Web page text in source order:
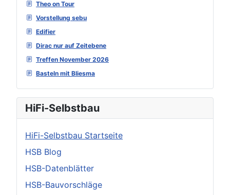
Theo on Tour
Vorstellung sebu
Edifier
Dirac nur auf Zeitebene
Treffen November 2026
Basteln mit Bliesma
HiFi-Selbstbau
HiFi-Selbstbau Startseite
HSB Blog
HSB-Datenblätter
HSB-Bauvorschläge